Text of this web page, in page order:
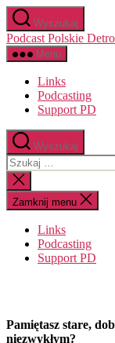
Przejdź
do
treści
Wyszukaj
Podcast Polskie
Menu
Links
Podcasting
Support PD
Wyszukaj
Szukaj:
Zamknij
wyszukiwanie
Zamknij menu
Links
Podcasting
Support PD
Pamiętasz stare,
niezwykłym?